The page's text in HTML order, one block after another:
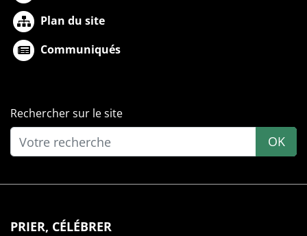
Plan du site
Communiqués
Rechercher sur le site
OK
PRIER, CÉLÉBRER